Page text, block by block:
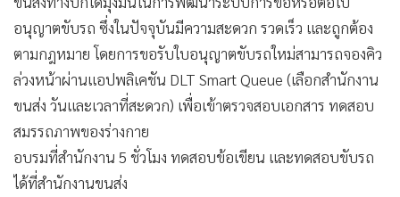
อนุญาตขับรถ ซึ่งในปัจจุบันมีความสะดวก รวดเร็ว และถูกต้อง
ตามกฎหมาย โดยการขอรับใบอนุญาตขับรถใหม่สามารถจองคิว
ล่วงหน้าผ่านแอปพลิเคชัน DLT Smart Queue (เลือกสำนักงาน
ขนส่ง วันและเวลาที่สะดวก) เพื่อเข้าตรวจสอบเอกสาร ทดสอบ
สมรรถภาพของร่างกาย
อบรมที่สำนักงาน 5 ชั่วโมง ทดสอบข้อเขียน และทดสอบขับรถ
ได้ที่สำนักงานขนส่ง